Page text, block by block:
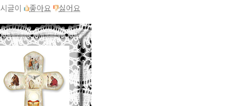
글이
좋아요 싫어요